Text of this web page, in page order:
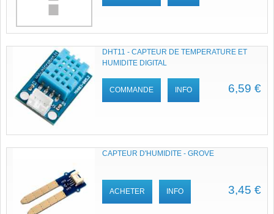
DHT11 - CAPTEUR DE TEMPERATURE ET
HUMIDITE DIGITAL
6,59 €
COMMANDE INFO
CAPTEUR D'HUMIDITE - GROVE
3,45 €
ACHETER INFO